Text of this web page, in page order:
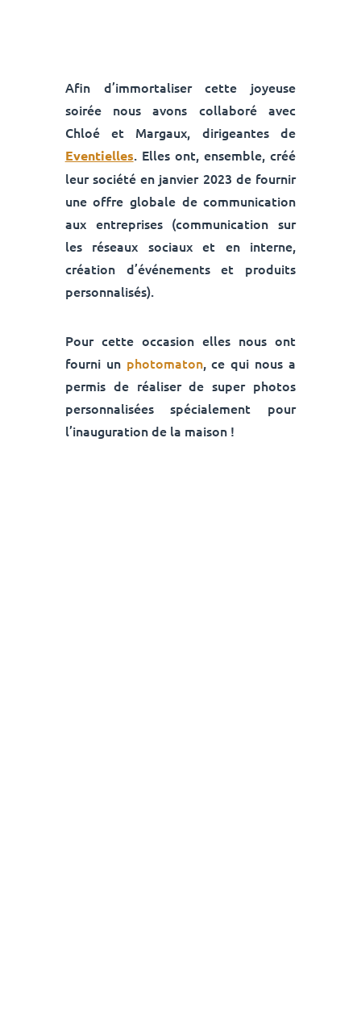
Afin d’immortaliser cette joyeuse
soirée nous avons collaboré avec
Chloé et Margaux, dirigeantes de
Eventielles. Elles ont, ensemble, créé
leur société en janvier 2023 de fournir
une offre globale de communication
aux entreprises (communication sur
les réseaux sociaux et en interne,
création d’événements et produits
personnalisés).
Pour cette occasion elles nous ont
fourni un photomaton, ce qui nous a
permis de réaliser de super photos
personnalisées spécialement pour
l’inauguration de la maison !